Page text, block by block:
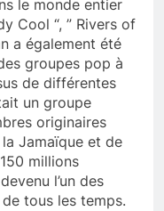
le monde entier
Cool “, ” Rivers of
a également été
groupes pop à
de différentes
un groupe
originaires
la Jamaïque et de
millions
l’un des
tous les temps.